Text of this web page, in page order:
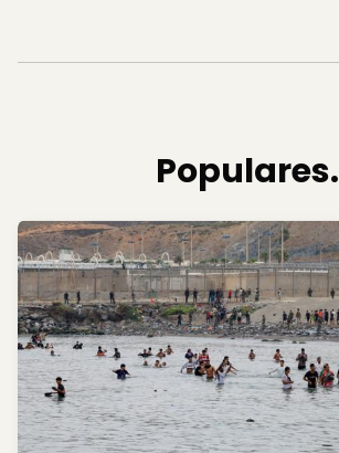
Populares.